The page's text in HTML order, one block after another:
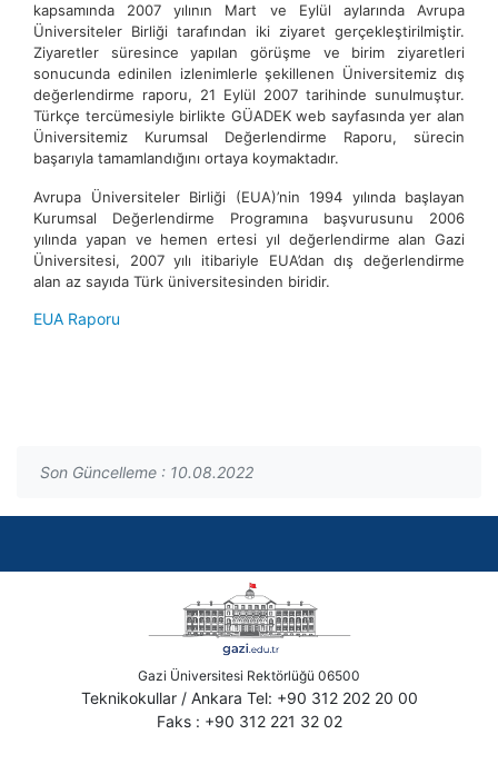
kapsamında 2007 yılının Mart ve Eylül aylarında Avrupa
Üniversiteler Birliği tarafından iki ziyaret gerçekleştirilmiştir.
Ziyaretler süresince yapılan görüşme ve birim ziyaretleri
sonucunda edinilen izlenimlerle şekillenen Üniversitemiz dış
değerlendirme raporu, 21 Eylül 2007 tarihinde sunulmuştur.
Türkçe tercümesiyle birlikte GÜADEK web sayfasında yer alan
Üniversitemiz Kurumsal Değerlendirme Raporu, sürecin
başarıyla tamamlandığını ortaya koymaktadır.
Avrupa Üniversiteler Birliği (EUA)’nin 1994 yılında başlayan
Kurumsal Değerlendirme Programına başvurusunu 2006
yılında yapan ve hemen ertesi yıl değerlendirme alan Gazi
Üniversitesi, 2007 yılı itibariyle EUA’dan dış değerlendirme
alan az sayıda Türk üniversitesinden biridir.
EUA Raporu
Son Güncelleme : 10.08.2022
Gazi Üniversitesi Rektörlüğü 06500
Teknikokullar / Ankara Tel: +90 312 202 20 00
Faks : +90 312 221 32 02